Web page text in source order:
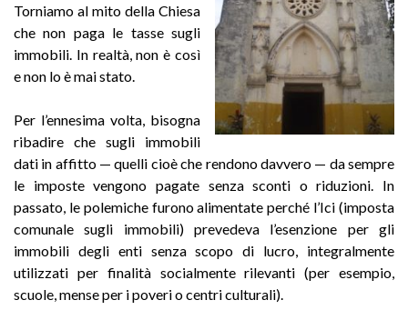
Torniamo al mito della Chiesa
che non paga le tasse sugli
immobili. In realtà, non è così
e non lo è mai stato.
Per l’ennesima volta, bisogna
ribadire che sugli immobili
dati in affitto — quelli cioè che rendono davvero — da sempre
le imposte vengono pagate senza sconti o riduzioni. In
passato, le polemiche furono alimentate perché l’Ici (imposta
comunale sugli immobili) prevedeva l’esenzione per gli
immobili degli enti senza scopo di lucro, integralmente
utilizzati per finalità socialmente rilevanti (per esempio,
scuole, mense per i poveri o centri culturali).